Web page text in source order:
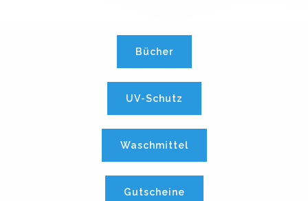
Bücher
UV-Schutz
Waschmittel
Gutscheine